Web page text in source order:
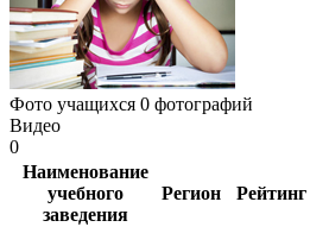
Фото учащихся 0 фотографий
Видео
0
Наименование
учебного
заведения
Регион Рейтинг